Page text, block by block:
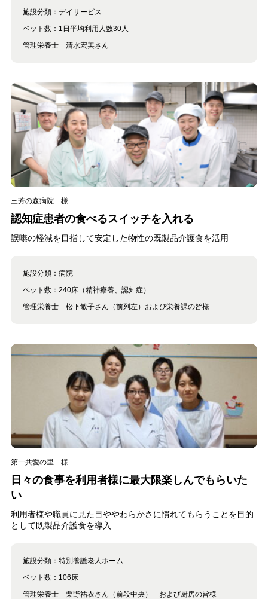
施設分類： デイサービス
ベット数： 1日平均利用人数30人
管理栄養士 清水宏美さん
三芳の森病院 様
認知症患者の食べるスイッチを入れる
誤嚥の軽減を目指して安定した物性の既製品介護食を活用
施設分類： 病院
ベット数： 240床（精神療養、認知症）
管理栄養士 松下敏子さん（前列左）および栄養課の皆様
第一共愛の里 様
日々の食事を利用者様に最大限楽しんでもらいた
い
利用者様や職員に見た目ややわらかさに慣れてもらうことを目的
として既製品介護食を導入
施設分類： 特別養護老人ホーム
ベット数： 106床
管理栄養士 栗野祐衣さん（前段中央） および厨房の皆様